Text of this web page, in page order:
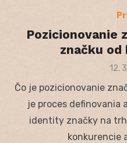
Pozicionovanie
značku od
12.
Čo je pozicionovanie
je proces definovania
identity značky na
konkurencie